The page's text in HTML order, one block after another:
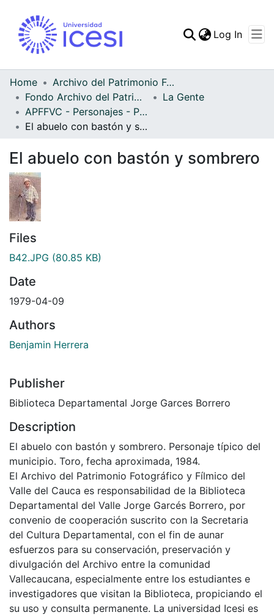
Statistics
Log In
Home
Archivo del Patrimonio Fotográfico y Fílmico del Valle del Cauca
Fondo Archivo del Patrimonio Fotográfico y Fílmico del Valle del Cauca
La Gente
APFFVC - Personajes - Patrimonial
El abuelo con bastón y sombrero
El abuelo con bastón y sombrero
Files
B42.JPG (80.85 KB)
Date
1979-04-09
Authors
Benjamin Herrera
Publisher
Biblioteca Departamental Jorge Garces Borrero
Description
El abuelo con bastón y sombrero. Personaje típico del
municipio. Toro, fecha aproximada, 1984.
El Archivo del Patrimonio Fotográfico y Fílmico del
Valle del Cauca es responsabilidad de la Biblioteca
Departamental del Valle Jorge Garcés Borrero, por
convenio de cooperación suscrito con la Secretaria
del Cultura Departamental, con el fin de aunar
esfuerzos para su conservación, preservación y
divulgación del Archivo entre la comunidad
Vallecaucana, especialmente entre los estudiantes e
investigadores que visitan la Biblioteca, propiciando el
su uso y consulta permanente. La universidad Icesi es